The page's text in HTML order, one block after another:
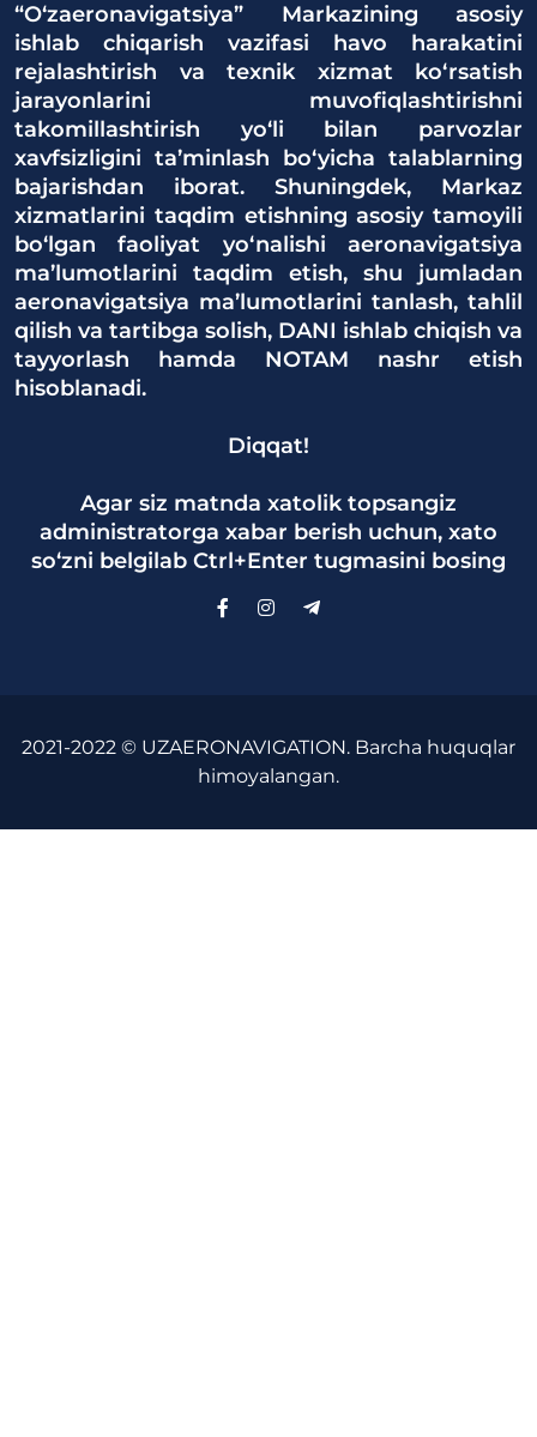
“O‘zaeronavigatsiya” Markazining asosiy
ishlab chiqarish vazifasi havo harakatini
rejalashtirish va texnik xizmat ko‘rsatish
jarayonlarini muvofiqlashtirishni
takomillashtirish yo‘li bilan parvozlar
xavfsizligini ta’minlash bo‘yicha talablarning
bajarishdan iborat. Shuningdek, Markaz
xizmatlarini taqdim etishning asosiy tamoyili
bo‘lgan faoliyat yo‘nalishi aeronavigatsiya
ma’lumotlarini taqdim etish, shu jumladan
aeronavigatsiya ma’lumotlarini tanlash, tahlil
qilish va tartibga solish, DANI ishlab chiqish va
tayyorlash hamda NOTAM nashr etish
hisoblanadi.
Diqqat!
Agar siz matnda xatolik topsangiz
administratorga xabar berish uchun, xato
so‘zni belgilab Ctrl+Enter tugmasini bosing
2021-2022 © UZAERONAVIGATION. Barcha huquqlar
himoyalangan.